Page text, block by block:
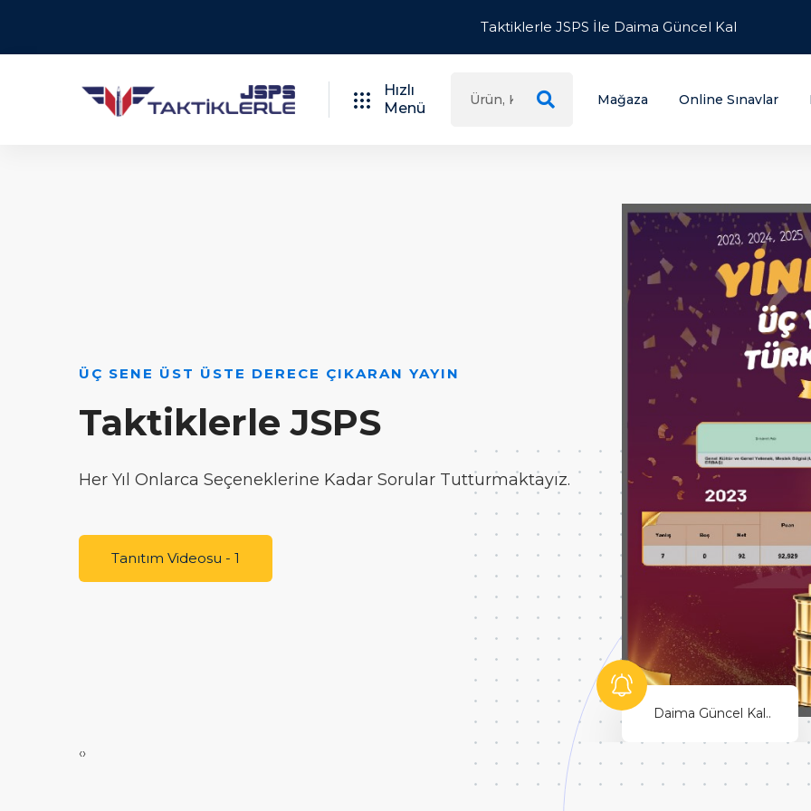
Taktiklerle JSPS İle Daima Güncel Kal
Hızlı
Menü
Mağaza Online Sınavlar
Daima Güncel Kal
Bu Sıralamaya Girmek İçin Tek Eksiğin Çalışmamak
Hayallerinin Peşinden
‹›